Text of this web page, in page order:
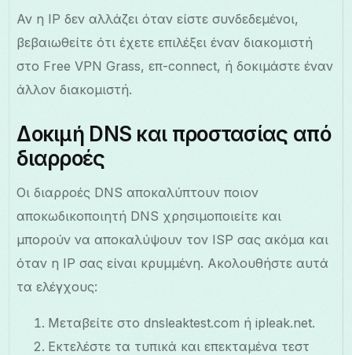
Αν η IP δεν αλλάζει όταν είστε συνδεδεμένοι,
βεβαιωθείτε ότι έχετε επιλέξει έναν διακομιστή
στο Free VPN Grass, επ-connect, ή δοκιμάστε έναν
άλλον διακομιστή.
Δοκιμή DNS και προστασίας από
διαρροές
Οι διαρροές DNS αποκαλύπτουν ποιον
αποκωδικοποιητή DNS χρησιμοποιείτε και
μπορούν να αποκαλύψουν τον ISP σας ακόμα και
όταν η IP σας είναι κρυμμένη. Ακολουθήστε αυτά
τα ελέγχους:
Μεταβείτε στο dnsleaktest.com ή ipleak.net.
Εκτελέστε τα τυπικά και επεκταμένα τεστ